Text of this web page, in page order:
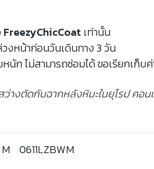
FreezyChicCoat เท่านั้น
งหน้าก่อนวันเดินทาง 3 วัน
ก ไม่สามารถซ่อมได้ ขอเรียกเก็บค่
ว่างตัดกับฉากหลังหิมะในยุโรป คอ
M 0611LZBWM